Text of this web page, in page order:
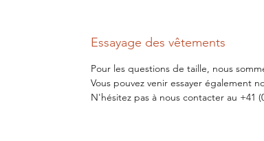
Essayage des vêtements
Pour les questions de taille, nous
Vous pouvez venir essayer également
N'hésitez pas à nous contacter au +41